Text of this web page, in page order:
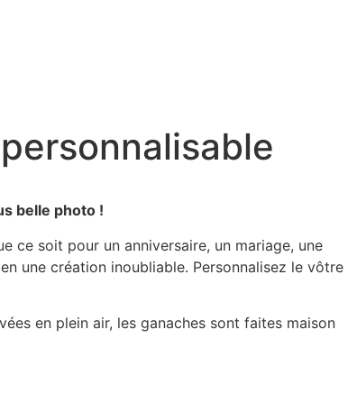
belle photo !
ce soit pour un anniversaire, un mariage, une
une création inoubliable. Personnalisez le vôtre
en plein air, les ganaches sont faites maison